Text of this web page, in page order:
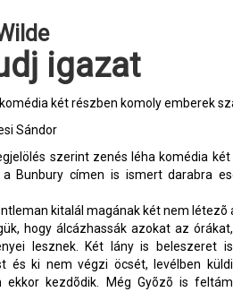
igazat
két részben komoly emberek
Sándor
szerint zenés léha komédia
Bunbury címen is ismert darabra
kitalál magának két nem
hogy álcázhassák azokat az
lesznek. Két lány is
és ki nem végzi öcsét, levélben
ekkor kezdõdik. Még Gyõzõ is